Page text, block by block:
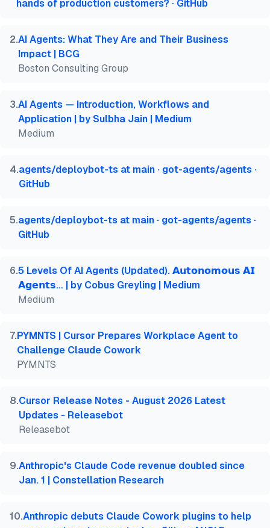
note   = {AIMultiple. Abgerufen am 22. Juli
hands of production customers? · GitHub
2.AI Agents: What They Are and Their Business
Impact | BCG
Boston Consulting Group
3.AI Agents — Introduction, Workflows and
Application | by Sulbha Jain | Medium
Medium
4.agents/deploybot-ts at main · got-agents/agents ·
GitHub
5.agents/deploybot-ts at main · got-agents/agents ·
GitHub
6.5 Levels Of AI Agents (Updated). 𝗔𝘂𝘁𝗼𝗻𝗼𝗺𝗼𝘂𝘀 𝗔𝗜
𝗔𝗴𝗲𝗻𝘁𝘀… | by Cobus Greyling | Medium
Medium
7.PYMNTS | Cursor Prepares Workplace Agent to
Challenge Claude Cowork
PYMNTS
8.Cursor Release Notes - August 2026 Latest
Updates - Releasebot
Releasebot
9.Anthropic's Claude Code revenue doubled since
Jan. 1 | Constellation Research
10.Anthropic debuts Claude Cowork plugins to help